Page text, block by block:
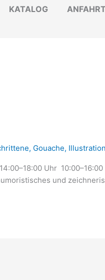
KATALOG ANFAHRT
, Gouache, Illustration
SA SO 14:00–18:00
und